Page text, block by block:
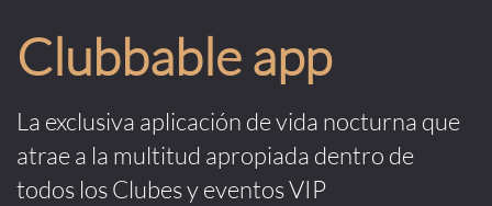
Clubbable app
La exclusiva aplicación de vida nocturna que
atrae a la multitud apropiada dentro de
todos los Clubes y eventos VIP